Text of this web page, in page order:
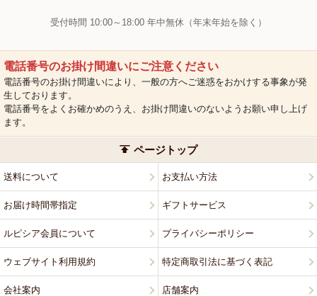
受付時間 10:00～18:00 年中無休（年末年始を除く）
電話番号のお掛け間違いにご注意ください
電話番号のお掛け間違いにより、一般の方へご迷惑をおかけする事象が発
生しております。
電話番号をよくお確かめのうえ、お掛け間違いのないようお願い申し上げ
ます。
ページトップ
送料について お支払い方法
お届け時間帯指定 ギフトサービス
ルピシア会員について プライバシーポリシー
ウェブサイト利用規約 特定商取引法に基づく表記
会社案内 店舗案内